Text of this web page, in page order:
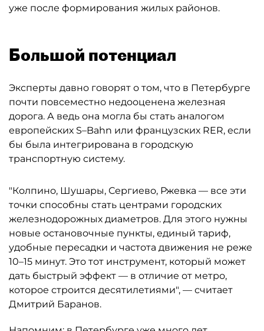
уже после формирования жилых районов.
Большой потенциал
Эксперты давно говорят о том, что в Петербурге
почти повсеместно недооценена железная
дорога. А ведь она могла бы стать аналогом
европейских S–Bahn или французских RER, если
бы была интегрирована в городскую
транспортную систему.
"Колпино, Шушары, Сергиево, Ржевка — все эти
точки способны стать центрами городских
железнодорожных диаметров. Для этого нужны
новые остановочные пункты, единый тариф,
удобные пересадки и частота движения не реже
10–15 минут. Это тот инструмент, который может
дать быстрый эффект — в отличие от метро,
которое строится десятилетиями", — считает
Дмитрий Баранов.